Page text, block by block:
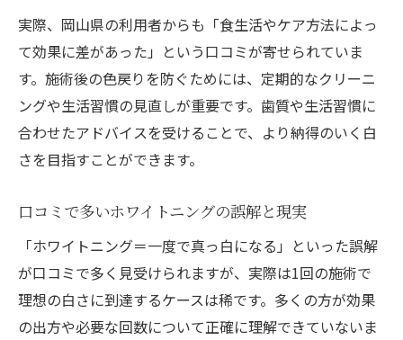
方法
自宅でできるホワイトニング効果アップの
習慣
色戻りを防ぐための正しい歯磨きと注意点
ホワイトニング効果を長持ちさせる生活習
口コミで人気のセルフケアと実践ポイント
ホワイトニング施術で失敗しないコツ
ホワイトニングで失敗しないための事前準
備
岡山で満足度の高いホワイトニング選びの
実際、岡山県の利用者からも「食生活やケア方法によっ
て効果に差があった」という口コミが寄せられていま
す。施術後の色戻りを防ぐためには、定期的なクリーニ
ングや生活習慣の見直しが重要です。歯質や生活習慣に
合わせたアドバイスを受けることで、より納得のいく白
さを目指すことができます。
口コミで多いホワイトニングの誤解と現実
「ホワイトニング＝一度で真っ白になる」といった誤解
が口コミで多く見受けられますが、実際は1回の施術で
理想の白さに到達するケースは稀です。多くの方が効果
の出方や必要な回数について正確に理解できていないま